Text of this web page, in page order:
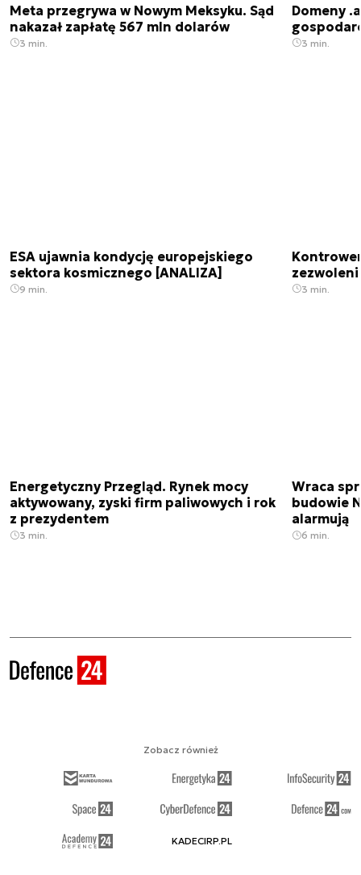
Meta przegrywa w Nowym Meksyku. Sąd
nakazał zapłatę 567 mln dolarów
3 min.
Domeny
3 min.
ESA ujawnia kondycję europejskiego
sektora kosmicznego [ANALIZA]
9 min. 3 min.
Energetyczny Przegląd. Rynek mocy
aktywowany, zyski firm paliwowych i rok
z prezydentem
3 min.
Wraca
budowie
alarmują
6 min.
Zobacz również
KADECIRP.PL